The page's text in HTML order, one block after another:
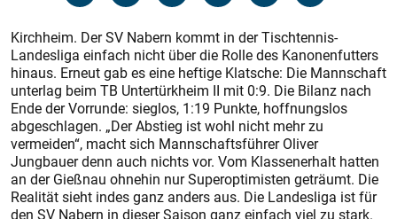
Kirchheim. Der SV Nabern kommt in der Tischtennis-
Landesliga einfach nicht über die Rolle des Kanonenfutters
hinaus. Erneut gab es eine heftige Klatsche: Die Mannschaft
unterlag beim TB Untertürkheim II mit 0:9. Die Bilanz nach
Ende der Vorrunde: sieglos, 1:19 Punkte, hoffnungslos
abgeschlagen. „Der Abstieg ist wohl nicht mehr zu
vermeiden“, macht sich Mannschaftsführer Oliver
Jungbauer denn auch nichts vor. Vom Klassenerhalt hatten
an der Gießnau ohnehin nur Superoptimisten geträumt. Die
Realität sieht indes ganz anders aus. Die Landesliga ist für
den SV Nabern in dieser Saison ganz einfach viel zu stark.